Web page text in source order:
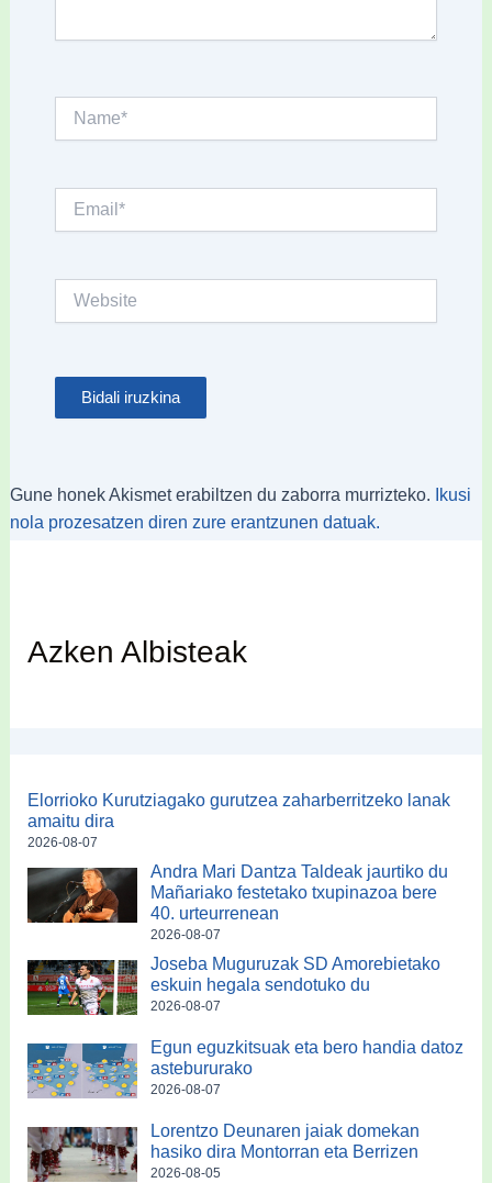
Name*
Email*
Gune honek Akismet erabiltzen du zaborra murrizteko.
Ikusi
nola prozesatzen diren zure erantzunen datuak.
Azken Albisteak
Elorrioko Kurutziagako gurutzea zaharberritzeko lanak
amaitu dira
2026-08-07
Andra Mari Dantza Taldeak jaurtiko du
Mañariako festetako txupinazoa bere
40. urteurrenean
2026-08-07
Joseba Muguruzak SD Amorebietako
eskuin hegala sendotuko du
2026-08-07
Egun eguzkitsuak eta bero handia datoz
astebururako
2026-08-07
Lorentzo Deunaren jaiak domekan
hasiko dira Montorran eta Berrizen
2026-08-05